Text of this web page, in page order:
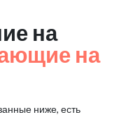
на
на
ниже, есть